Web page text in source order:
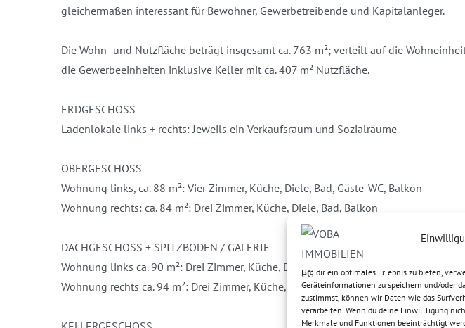
Um dir ein optimales Erlebnis zu bieten,
Geräteinformationen zu speichern und/oder
zustimmst, können wir Daten wie das
verarbeiten. Wenn du deine Einwillligung
Merkmale und Funktionen beeinträchtigt
gleichermaßen interessant für Bewohner, Gewerbetreibende und Kapitalanleger.
Die Wohn- und Nutzfläche beträgt insgesamt ca. 763 m²; verteilt auf die
die Gewerbeeinheiten inklusive Keller mit ca. 407 m² Nutzfläche.
ERDGESCHOSS
Ladenlokale links + rechts: Jeweils ein Verkaufsraum und Sozialräume
OBERGESCHOSS
Wohnung links, ca. 88 m²: Vier Zimmer, Küche, Diele, Bad, Gäste-WC, Balkon
Wohnung rechts: ca. 84 m²: Drei Zimmer, Küche, Diele, Bad, Balkon
DACHGESCHOSS + SPITZBODEN / GALERIE
Wohnung links ca. 90 m²: Drei Zimmer, Küche, Diele, Galerie bzw. Studio, zwei
Wohnung rechts ca. 94 m²: Drei Zimmer, Küche, Diele, Galerie bzw. Studio, zwei